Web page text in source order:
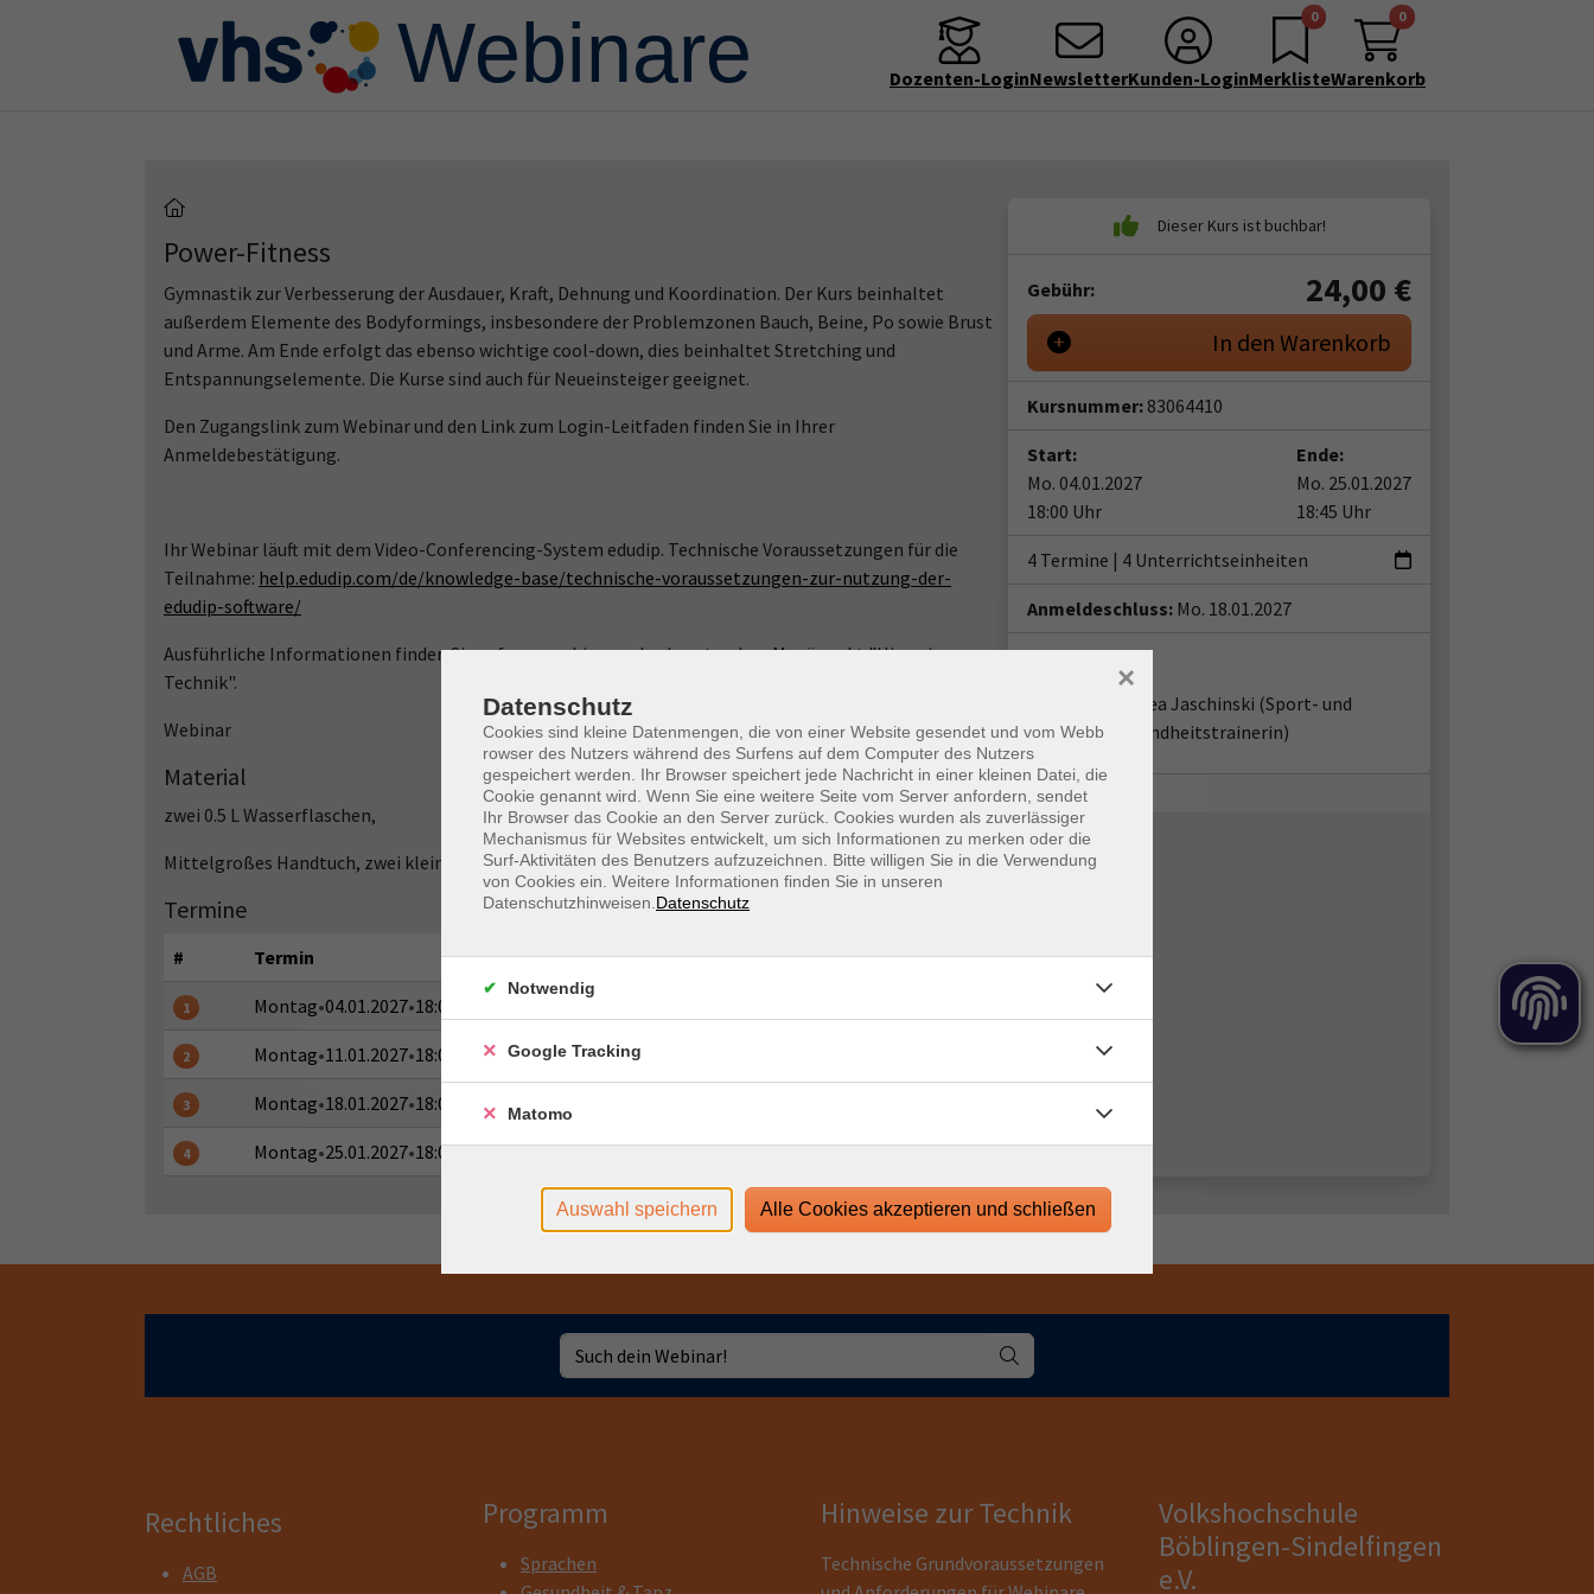
Dozenten-LoginNewsletterKunden-Login
0
Merkliste
0
Warenkorb
Power-Fitness
Gymnastik zur Verbesserung der Ausdauer, Kraft, Dehnung und Koordination. Der Kurs beinhaltet
außerdem Elemente des Bodyformings, insbesondere der Problemzonen Bauch, Beine, Po sowie Brust
und Arme. Am Ende erfolgt das ebenso wichtige cool-down, dies beinhaltet Stretching und
Entspannungselemente. Die Kurse sind auch für Neueinsteiger geeignet.
Den Zugangslink zum Webinar und den Link zum Login-Leitfaden finden Sie in Ihrer
Anmeldebestätigung.
Ihr Webinar läuft mit dem Video-Conferencing-System edudip. Technische Voraussetzungen für die
Teilnahme: help.edudip.com/de/knowledge-base/technische-voraussetzungen-zur-nutzung-der-
edudip-software/
Ausführliche Informationen finden Sie auf www.webinare-vhs.de unter dem Menüpunkt "Hinweise zur
Technik".
Webinar
Material
zwei 0.5 L Wasserflaschen,
Mittelgroßes Handtuch, zwei kleine Handtücher
Termine
# Termin Ort / Raum
1 Montag•04.01.2027•18:00 - 18:45 Uhr
2 Montag•11.01.2027•18:00 - 18:45 Uhr
3 Montag•18.01.2027•18:00 - 18:45 Uhr
4 Montag•25.01.2027•18:00 - 18:45 Uhr
Gebühr: 24,00 €
In den Warenkorb
Kursnummer: 83064410
Start:
Mo. 04.01.2027
18:00 Uhr
Ende:
Mo. 25.01.2027
18:45 Uhr
4 Termine | 4 Unterrichtseinheiten
Anmeldeschluss: Mo. 18.01.2027
Dozent*in:
Andrea Jaschinski (Sport- und
Gesundheitstrainerin)
Rechtliches
AGB
Programm
Sprachen
Hinweise zur Technik
Technische Grundvoraussetzungen
Volkshochschule
Böblingen-Sindelfingen
e.V.
Datenschutz
Cookies sind kleine Datenmengen, die von einer Website gesendet und vom Webb
rowser des Nutzers während des Surfens auf dem Computer des Nutzers
gespeichert werden. Ihr Browser speichert jede Nachricht in einer kleinen Datei, die
Cookie genannt wird. Wenn Sie eine weitere Seite vom Server anfordern, sendet
Ihr Browser das Cookie an den Server zurück. Cookies wurden als zuverlässiger
Mechanismus für Websites entwickelt, um sich Informationen zu merken oder die
Surf-Aktivitäten des Benutzers aufzuzeichnen. Bitte willigen Sie in die Verwendung
von Cookies ein. Weitere Informationen finden Sie in unseren
Datenschutzhinweisen. Datenschutz
×
Notwendig
Google Tracking
Matomo
Auswahl speichern Alle Cookies akzeptieren und schließen